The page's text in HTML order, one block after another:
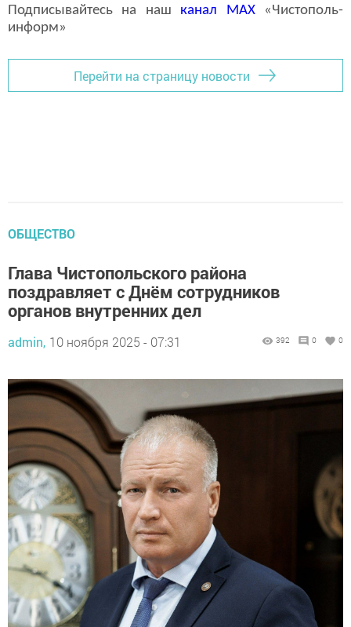
Подписывайтесь на наш канал MAX«Чистополь-
информ»
Перейти на страницу новости
ОБЩЕСТВО
Глава Чистопольского района
поздравляет с Днём сотрудников
органов внутренних дел
admin, 10 ноября 2025 - 07:31 392 0 0